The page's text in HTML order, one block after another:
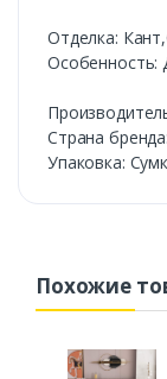
Отделка:
Особенность:
Cтрана
Упаковка:
Похожие